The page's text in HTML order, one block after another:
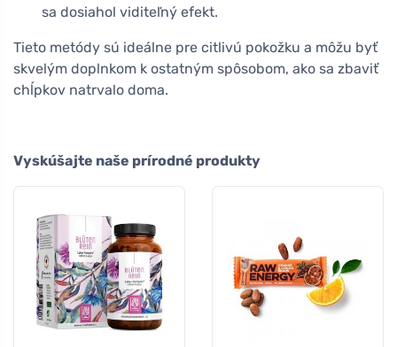
sa dosiahol viditeľný efekt.
Tieto metódy sú ideálne pre citlivú pokožku a môžu byť
skvelým doplnkom k ostatným spôsobom, ako sa zbaviť
chĺpkov natrvalo doma.
Vyskúšajte naše prírodné produkty